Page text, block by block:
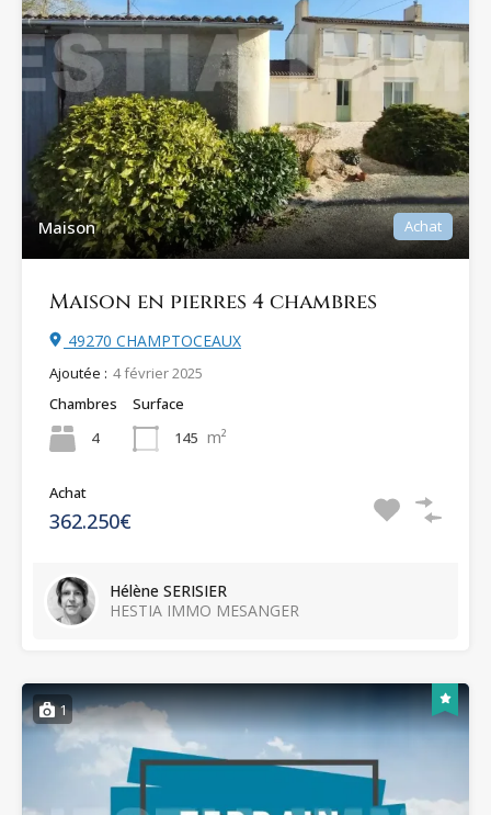
Maison Achat
Maison en pierres 4 chambres
49270 CHAMPTOCEAUX
Ajoutée : 4 février 2025
Chambres
4
Surface
145 m²
Achat
362.250€
Hélène SERISIER
HESTIA IMMO MESANGER
1